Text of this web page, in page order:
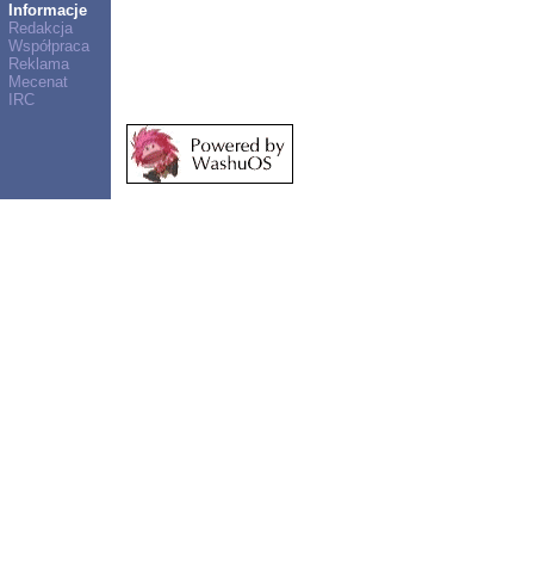
Informacje
Redakcja
Współpraca
Reklama
Mecenat
IRC